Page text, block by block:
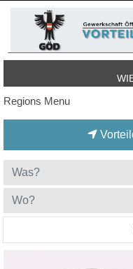
Regions Menu